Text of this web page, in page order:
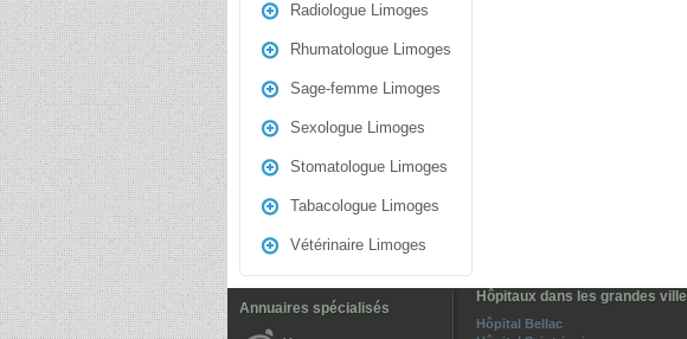
Radiologue Limoges
Rhumatologue Limoges
Sage-femme Limoges
Sexologue Limoges
Stomatologue Limoges
Tabacologue Limoges
Vétérinaire Limoges
Annuaires spécialisés
Hôpitaux dans les grandes
Hôpital Bellac